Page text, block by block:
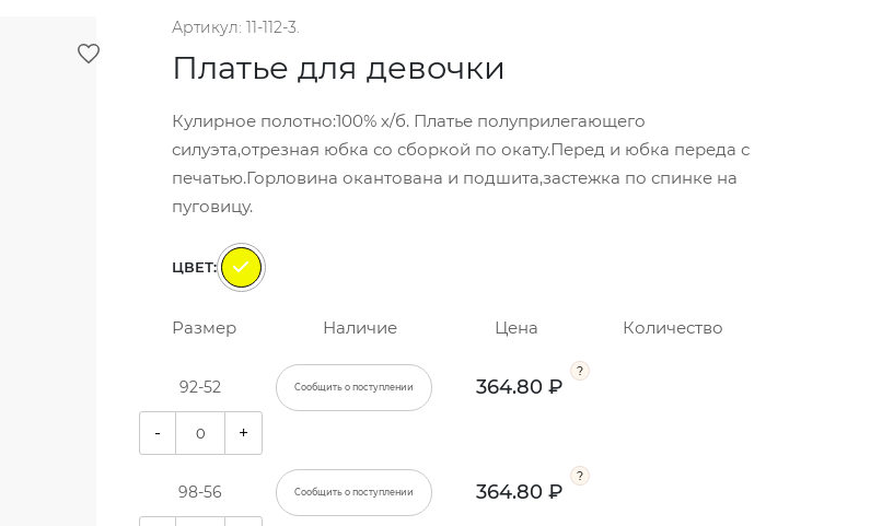
Артикул: 11-112-3.
Платье для девочки
Кулирное полотно:100% х/б. Платье полуприлегающего
силуэта,отрезная юбка со сборкой по окату.Перед и юбка переда с
печатью.Горловина окантована и подшита,застежка по спинке на
пуговицу.
ЦВЕТ:
Размер Наличие Цена Количество
92-52 Сообщить о поступлении 364.80 ₽
- +
98-56 Сообщить о поступлении 364.80 ₽